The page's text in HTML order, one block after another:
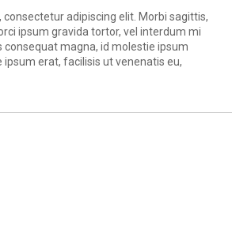
adipiscing elit. Morbi sagittis,
ipsum gravida tortor, vel interdum mi
consequat magna, id molestie ipsum
erat, facilisis ut venenatis eu,